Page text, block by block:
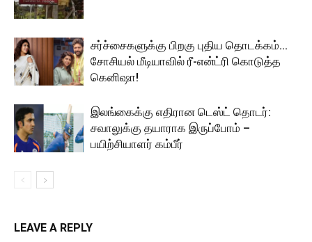
சர்ச்சைகளுக்கு பிறகு புதிய தொடக்கம்…
சோசியல் மீடியாவில் ரீ-என்ட்ரி கொடுத்த
கெனிஷா!
இலங்கைக்கு எதிரான டெஸ்ட் தொடர்:
சவாலுக்கு தயாராக இருப்போம் –
பயிற்சியாளர் கம்பீர்
LEAVE A REPLY